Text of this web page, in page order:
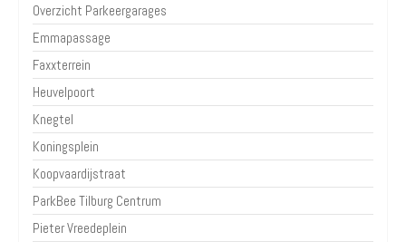
Overzicht Parkeergarages
Emmapassage
Faxxterrein
Heuvelpoort
Knegtel
Koningsplein
Koopvaardijstraat
ParkBee Tilburg Centrum
Pieter Vreedeplein